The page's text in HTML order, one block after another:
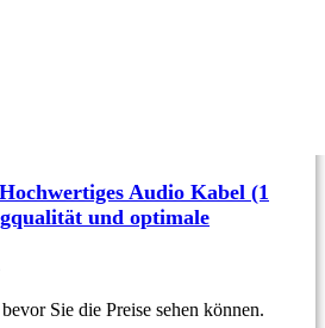
Audio Kabel (1
und optimale
bevor Sie die Preise sehen können.